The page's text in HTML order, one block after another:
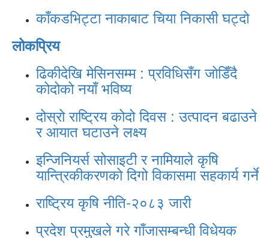
काँकडभिट्टा नाकाबाट चिया निकासी घट्दो
लोकप्रिय
ढिकीदेखि मेसिनसम्म : प्रविधिसँग जोडिँदै
कोदोको नयाँ भविष्य
दोस्रो राष्ट्रिय कोदो दिवस : उत्पादन बढाउने
र आयात घटाउने लक्ष्य
इन्जिनियर्स सोसाइटी र नामियाले कृषि
यान्त्रिकीकरणको दिगो विकासमा सहकार्य गर्ने
राष्ट्रिय कृषि नीति-२०८३ जारी
प्रदेश प्रमुखले गरे गाँजासम्बन्धी विधेयक